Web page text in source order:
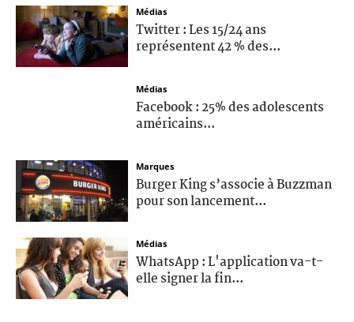
Médias
Twitter : Les 15/24 ans
représentent 42 % des...
Médias
Facebook : 25% des adolescents
américains...
Marques
Burger King s’associe à Buzzman
pour son lancement...
Médias
WhatsApp : L'application va-t-
elle signer la fin...